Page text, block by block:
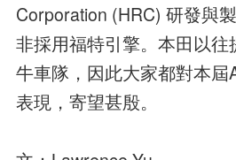
Corporation (HRC) 研發與
非採用福特引擎。本田以往
牛車隊，因此大家都對本屆
表現，寄望甚殷。